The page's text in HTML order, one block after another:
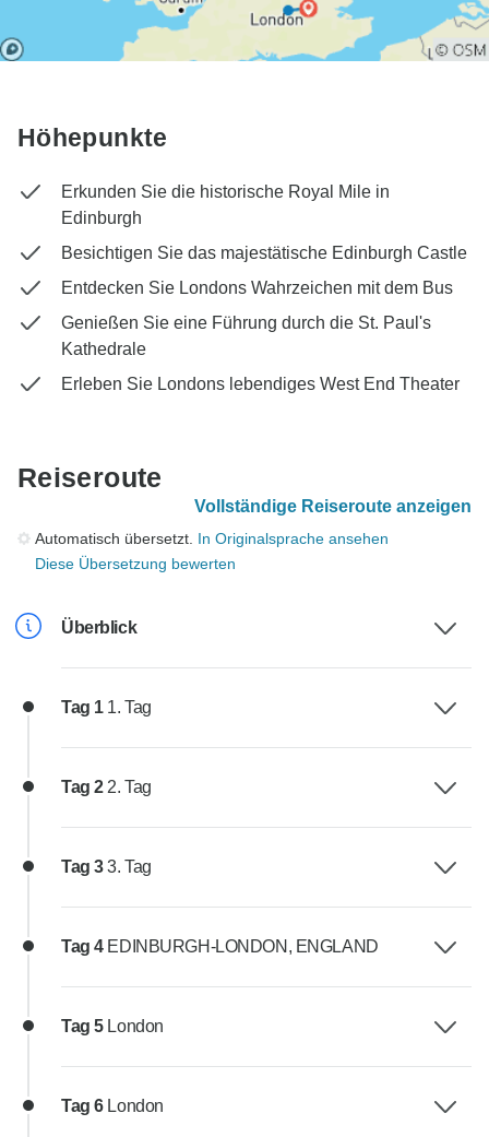
Höhepunkte
Erkunden Sie die historische Royal Mile in
Edinburgh
Besichtigen Sie das majestätische Edinburgh Castle
Entdecken Sie Londons Wahrzeichen mit dem Bus
Genießen Sie eine Führung durch die St. Paul's
Kathedrale
Erleben Sie Londons lebendiges West End Theater
Reiseroute
Vollständige Reiseroute anzeigen
Automatisch übersetzt. In Originalsprache ansehen
Diese Übersetzung bewerten
Überblick
Tag 1 1. Tag
Tag 2 2. Tag
Tag 33. Tag
Tag 4 EDINBURGH-LONDON, ENGLAND
Tag 5 London
Tag 6 London